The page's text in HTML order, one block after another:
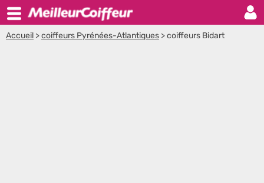
Accueil >coiffeurs Pyrénées-Atlantiques >coiffeurs Bidart